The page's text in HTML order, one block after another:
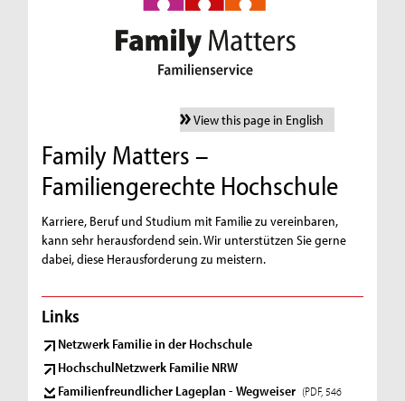
View this page in English
Family Matters –
Familiengerechte Hochschule
Karriere, Beruf und Studium mit Familie zu vereinbaren,
kann sehr herausfordend sein. Wir unterstützen Sie gerne
dabei, diese Herausforderung zu meistern.
Links
Netzwerk Familie in der Hochschule
HochschulNetzwerk Familie NRW
Familienfreundlicher Lageplan - Wegweiser (PDF, 546